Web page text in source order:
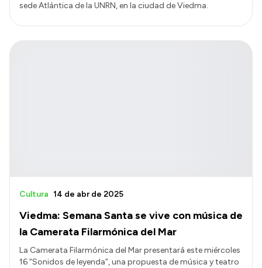
sede Atlántica de la UNRN, en la ciudad de Viedma.
Viedma: Semana Santa se vive con música de
la Camerata Filarmónica del Mar
Cultura 14 de abr de 2025
La Camerata Filarmónica del Mar presentará este miércoles
16 “Sonidos de leyenda”, una propuesta de música y teatro